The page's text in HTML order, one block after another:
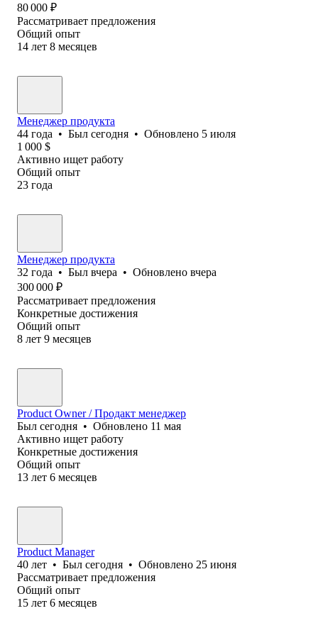
80 000 ₽
Рассматривает предложения
Общий опыт
14 лет 8 месяцев
Менеджер продукта
44 года • Был сегодня • Обновлено 5 июля
1 000 $
Активно ищет работу
Общий опыт
23 года
Менеджер продукта
32 года • Был вчера • Обновлено вчера
300 000 ₽
Рассматривает предложения
Конкретные достижения
Общий опыт
8 лет 9 месяцев
Product Owner / Продакт менеджер
Был сегодня • Обновлено 11 мая
Активно ищет работу
Конкретные достижения
Общий опыт
13 лет 6 месяцев
Product Manager
40 лет • Был сегодня • Обновлено 25 июня
Рассматривает предложения
Общий опыт
15 лет 6 месяцев